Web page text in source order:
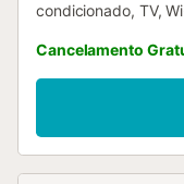
condicionado, TV,
confortável. No
usufruindo de
deslumbrantes para
exterior privada é
exterior oferece
Cancelamento